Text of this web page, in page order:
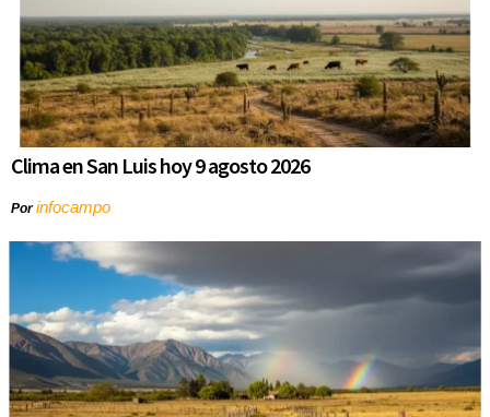
Clima en San Luis hoy 9 agosto 2026
Porinfocampo